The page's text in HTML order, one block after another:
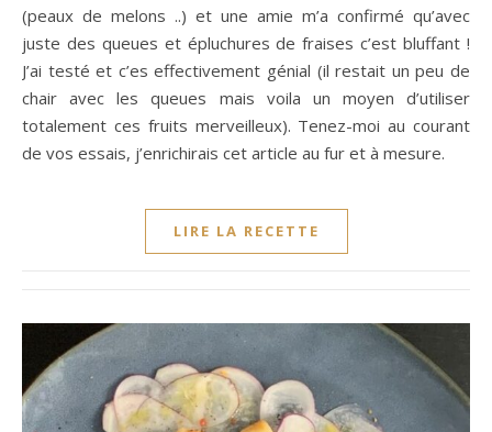
(peaux de melons ..) et une amie m’a confirmé qu’avec
juste des queues et épluchures de fraises c’est bluffant !
J’ai testé et c’es effectivement génial (il restait un peu de
chair avec les queues mais voila un moyen d’utiliser
totalement ces fruits merveilleux). Tenez-moi au courant
de vos essais, j’enrichirais cet article au fur et à mesure.
LIRE LA RECETTE